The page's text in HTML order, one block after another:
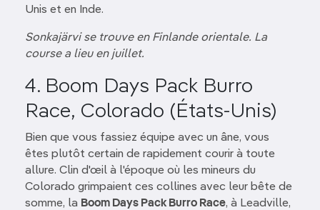
Unis et en Inde.
Sonkajärvi se trouve en Finlande orientale. La
course a lieu en juillet.
4. Boom Days Pack Burro
Race, Colorado (États-Unis)
Bien que vous fassiez équipe avec un âne, vous
êtes plutôt certain de rapidement courir à toute
allure. Clin d'œil à l'époque où les mineurs du
Colorado grimpaient ces collines avec leur bête de
somme, la Boom Days Pack Burro Race, à Leadville,